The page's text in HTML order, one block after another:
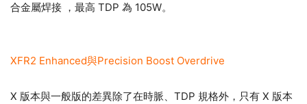
合金屬焊接 ，最高 TDP 為 105W。
XFR2 Enhanced與Precision Boost Overdrive
X 版本與一般版的差異除了在時脈、TDP 規格外，只有 X 版本